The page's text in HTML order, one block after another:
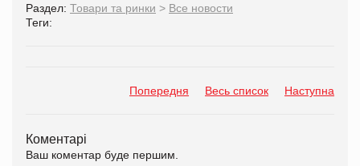
Раздел: Товари та ринки > Все новости
Теги:
Попередня Весь список Наступна
Коментарі
Ваш коментар буде першим.